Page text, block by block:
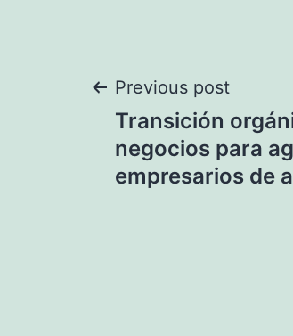
de
Previous post
Transición
negocios para
empresarios de